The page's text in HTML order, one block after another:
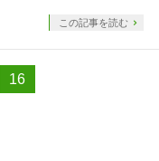
この記事を読む
16